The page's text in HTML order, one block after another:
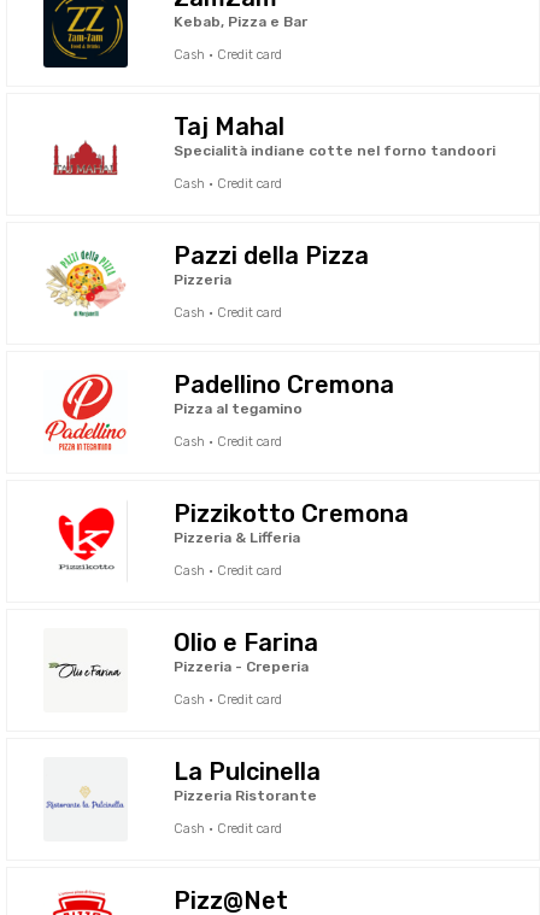
Kebab, Pizza e Bar
Cash · Credit card
Taj Mahal
Specialità indiane cotte nel forno tandoori
Cash · Credit card
Pazzi della Pizza
Pizzeria
Cash · Credit card
Padellino Cremona
Pizza al tegamino
Cash · Credit card
Pizzikotto Cremona
Pizzeria & Lifferia
Cash · Credit card
Olio e Farina
Pizzeria - Creperia
Cash · Credit card
La Pulcinella
Pizzeria Ristorante
Cash · Credit card
Pizz@Net